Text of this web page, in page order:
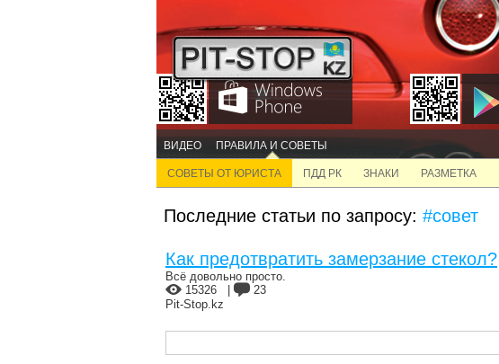
ВИДЕО ПРАВИЛА И СОВЕТЫ
СОВЕТЫ ОТ ЮРИСТА ПДД РК ЗНАКИ РАЗМЕТКА
Последние статьи по запросу: #совет
Как предотвратить замерзание стекол?
Всё довольно просто.
15326
23
Pit-Stop.kz